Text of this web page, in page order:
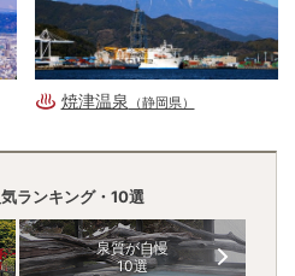
焼津温泉 （静岡県）
ランキング・10選
泉質が自慢
10選